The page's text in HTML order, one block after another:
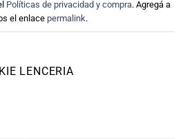
Políticas de privacidad y compra. Agregá a
el enlace permalink.
LENCERIA